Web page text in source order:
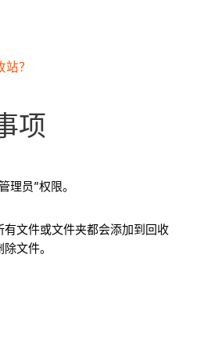
？
项
理员”权限。
文件或文件夹都会添加到回收
文件。